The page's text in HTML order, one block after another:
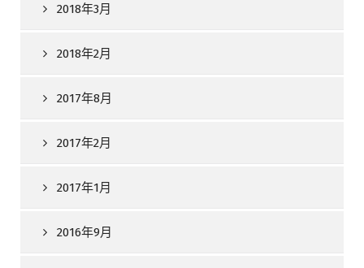
2018年3月
2018年2月
2017年8月
2017年2月
2017年1月
2016年9月